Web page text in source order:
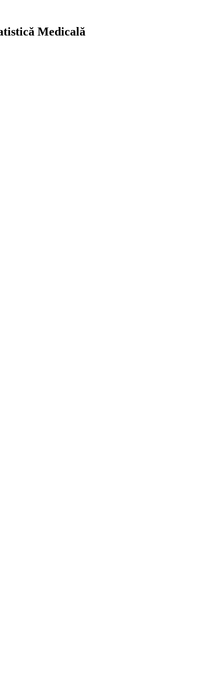
Medicală